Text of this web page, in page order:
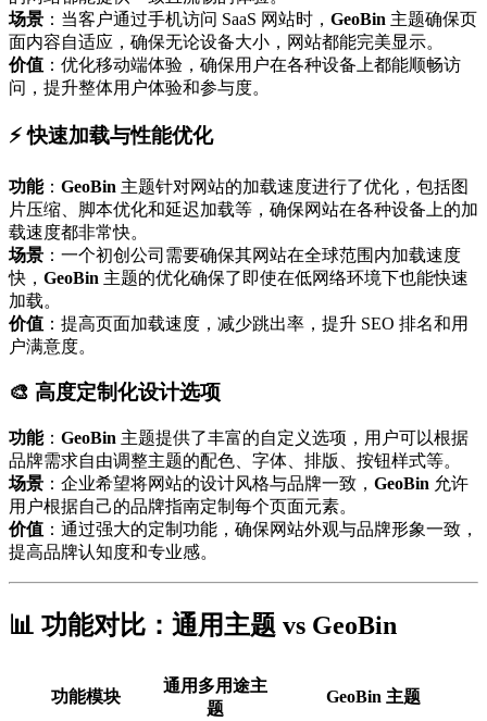
场景 ：当客户通过手机访问 SaaS 网站时， GeoBin 主题确保页
面内容自适应，确保无论设备大小，网站都能完美显示。
价值 ：优化移动端体验，确保用户在各种设备上都能顺畅访
问，提升整体用户体验和参与度。
⚡ 快速加载与性能优化
功能： GeoBin 主题针对网站的加载速度进行了优化，包括图
片压缩、脚本优化和延迟加载等，确保网站在各种设备上的加
载速度都非常快。
场景 ：一个初创公司需要确保其网站在全球范围内加载速度
快， GeoBin 主题的优化确保了即使在低网络环境下也能快速
加载。
价值 ：提高页面加载速度，减少跳出率，提升 SEO 排名和用
户满意度。
🎨 高度定制化设计选项
功能： GeoBin 主题提供了丰富的自定义选项，用户可以根据
品牌需求自由调整主题的配色、字体、排版、按钮样式等。
场景 ：企业希望将网站的设计风格与品牌一致， GeoBin 允许
用户根据自己的品牌指南定制每个页面元素。
价值 ：通过强大的定制功能，确保网站外观与品牌形象一致，
提高品牌认知度和专业感。
📊 功能对比：通用主题 vs GeoBin
功能模块
通用多用途主
题
GeoBin 主题